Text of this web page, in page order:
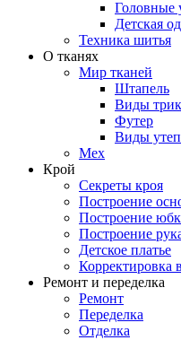
Головные
Детская
Техника шитья
О тканях
Мир тканей
Штапель
Виды
Футер
Виды
Мех
Крой
Секреты кроя
Построение
Построение
Построение
Детское платье
Корректировка
Ремонт и переделка
Ремонт
Переделка
Отделка